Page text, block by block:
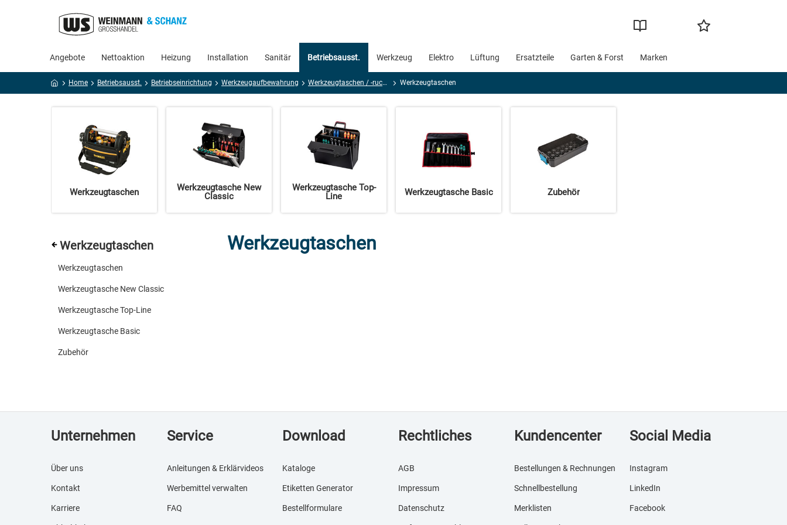
Angebote Nettoaktion Heizung Installation Sanitär Betriebsausst. Werkzeug Elektro Lüftung Ersatzteile Garten & Forst Marken
Home Betriebsausst. Betriebseinrichtung Werkzeugaufbewahrung Werkzeugtaschen / -rucksack/ -gürtel Werkzeugtaschen
Werkzeugtaschen
Werkzeugtasche New
Classic
Werkzeugtasche Top-
Line
Werkzeugtasche Basic Zubehör
Werkzeugtaschen
Werkzeugtaschen
Werkzeugtasche New Classic
Werkzeugtasche Top-Line
Werkzeugtasche Basic
Zubehör
Werkzeugtaschen
Unternehmen
Über uns
Kontakt
Karriere
Service
Anleitungen & Erklärvideos
Werbemittel verwalten
FAQ
Download
Kataloge
Etiketten Generator
Bestellformulare
Rechtliches
AGB
Impressum
Datenschutz
Kundencenter
Bestellungen & Rechnungen
Schnellbestellung
Merklisten
Social Media
Instagram
LinkedIn
Facebook